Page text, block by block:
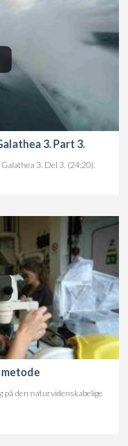
3. Part 3.
3. Del 3. (24:20).
på den naturvidenskabelige